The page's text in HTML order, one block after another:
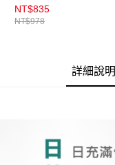
NT$835
NT$978
詳細說明